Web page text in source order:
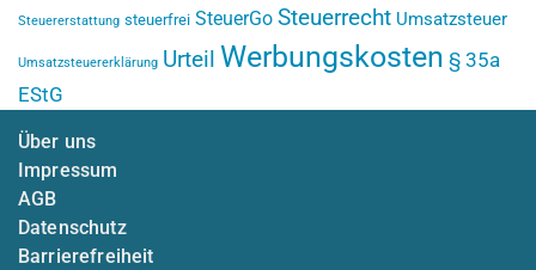
Steuererstattung steuerfrei SteuerGo Steuerrecht Umsatzsteuer
Umsatzsteuererklärung Urteil Werbungskosten § 35a
EStG
Über uns
Impressum
AGB
Datenschutz
Barrierefreiheit